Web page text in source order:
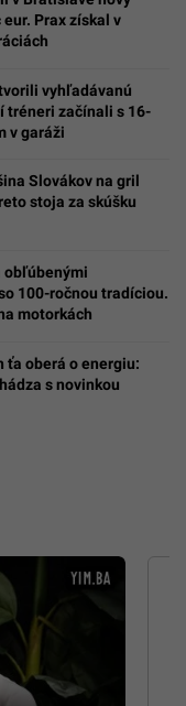
Prax získal v
vyhľadávanú
tréneri začínali s 16-
v garáži
Slovákov na gril
stoja za skúšku
obľúbenými
100-ročnou tradíciou.
motorkách
ťa oberá o energiu:
s novinkou